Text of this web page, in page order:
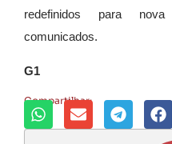
redefinidos para
comunicados.
G1
Compartilhar: